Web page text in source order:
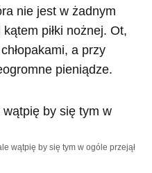
nie jest w żadnym
piłki nożnej. Ot,
a przy
pieniądze.
wątpię by się tym w ogóle przejął